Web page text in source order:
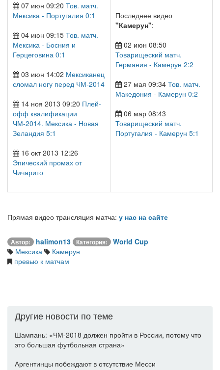
07 июн 09:20 Тов. матч.
Мексика - Португалия 0:1
04 июн 09:15 Тов. матч.
Мексика - Босния и
Герцеговина 0:1
03 июн 14:02 Мексиканец
сломал ногу перед ЧМ-2014
14 ноя 2013 09:20 Плей-
офф квалификации
ЧМ-2014. Мексика - Новая
Зеландия 5:1
16 окт 2013 12:26
Эпический промах от
Чичарито
Последнее видео
"Камерун":
02 июн 08:50
Товарищеский матч.
Германия - Камерун 2:2
27 мая 09:34 Тов. матч.
Македония - Камерун 0:2
06 мар 08:43
Товарищеский матч.
Португалия - Камерун 5:1
Прямая видео трансляция матча: у нас на сайте
Автор: halimon13 Категория:
World Cup
Мексика
Камерун
превью к матчам
Другие новости по теме
Шампань: «ЧМ-2018 должен пройти в России, потому что
это большая футбольная страна»
Аргентинцы побеждают в отсутствие Месси